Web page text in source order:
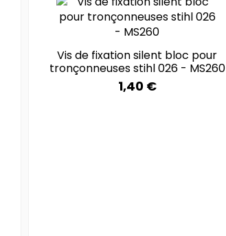
Vis de fixation silent bloc pour
tronçonneuses stihl 026 - MS260
1,40 €